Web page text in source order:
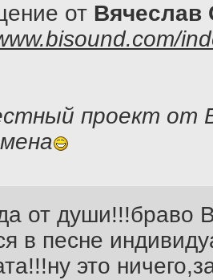
от Вячеслав
проект от
от души!!!браво
в песне
это